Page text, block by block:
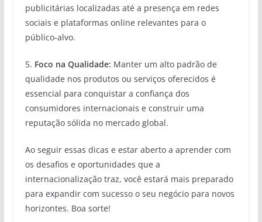
publicitárias localizadas até a presença em redes
sociais e plataformas online relevantes para o
público-alvo.
5. Foco na Qualidade: Manter um alto padrão de
qualidade nos produtos ou serviços oferecidos é
essencial para conquistar a confiança dos
consumidores internacionais e construir uma
reputação sólida no mercado global.
Ao seguir essas dicas e estar aberto a aprender com
os desafios e oportunidades que a
internacionalização traz, você estará mais preparado
para expandir com sucesso o seu negócio para novos
horizontes. Boa sorte!